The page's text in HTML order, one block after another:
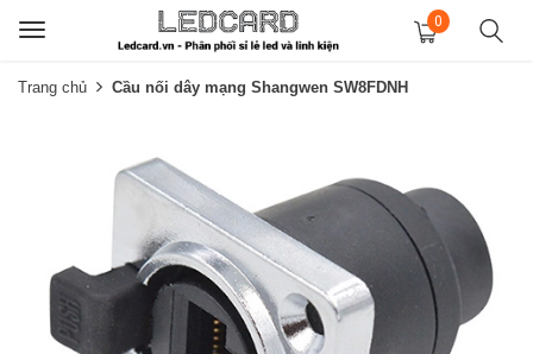
Toggle
0
Trang chủ Cầu nối dây mạng Shangwen SW8FDNH